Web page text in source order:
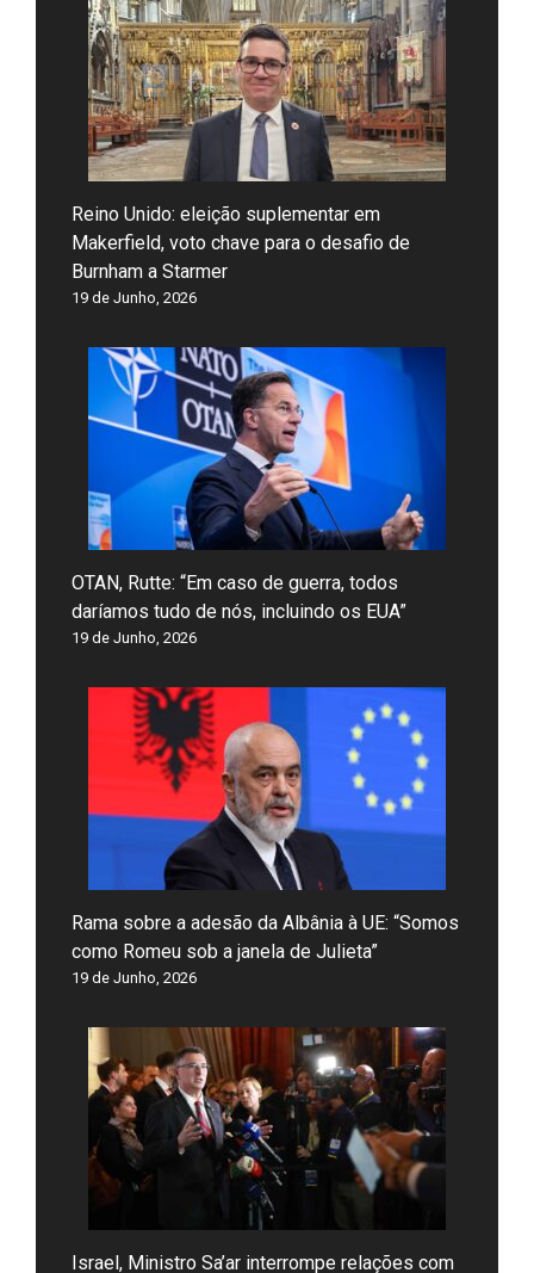
Reino Unido: eleição suplementar em
Makerfield, voto chave para o desafio de
Burnham a Starmer
19 de Junho, 2026
OTAN, Rutte: “Em caso de guerra, todos
daríamos tudo de nós, incluindo os EUA”
19 de Junho, 2026
Rama sobre a adesão da Albânia à UE: “Somos
como Romeu sob a janela de Julieta”
19 de Junho, 2026
Israel, Ministro Sa’ar interrompe relações com